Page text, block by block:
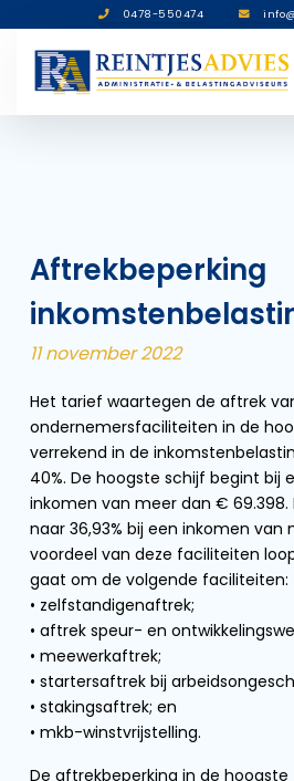
0478-550474
Aftrekbeperking
11 november 2022
Het tarief waartegen de aftrek
ondernemersfaciliteiten in de
verrekend in de
40%. De hoogste schijf begint bij
inkomen van meer dan €
naar 36,93% bij een inkomen van
voordeel van deze faciliteiten
gaat om de volgende faciliteiten:
• zelfstandigenaftrek;
• aftrek speur- en
• meewerkaftrek;
• startersaftrek bij
• stakingsaftrek; en
• mkb-winstvrijstelling.
De aftrekbeperking in de